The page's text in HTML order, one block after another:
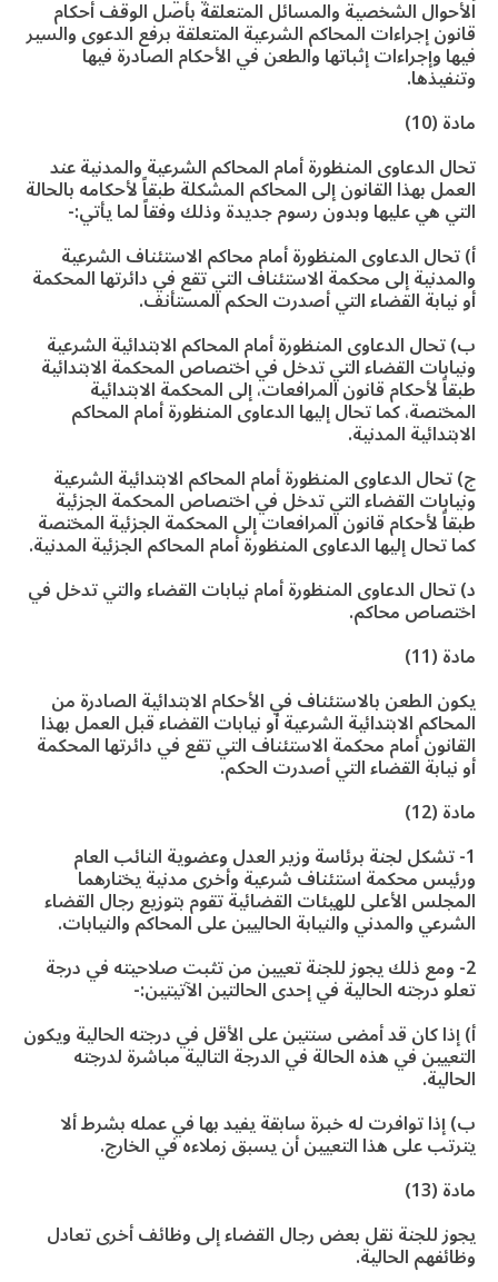
الأحوال الشخصية والمسائل المتعلقة بأصل الوقف أحكام
قانون إجراءات المحاكم الشرعية المتعلقة برفع الدعوى والسير
فيها وإجراءات إثباتها والطعن في الأحكام الصادرة فيها
وتنفيذها.
مادة (10)
تحال الدعاوى المنظورة أمام المحاكم الشرعية والمدنية عند
العمل بهذا القانون إلى المحاكم المشكلة طبقاً لأحكامه بالحالة
التي هي عليها وبدون رسوم جديدة وذلك وفقاً لما يأتي:-
أ) تحال الدعاوى المنظورة أمام محاكم الاستئناف الشرعية
والمدنية إلى محكمة الاستئناف التي تقع في دائرتها المحكمة
أو نيابة القضاء التي أصدرت الحكم المستأنف.
ب) تحال الدعاوى المنظورة أمام المحاكم الابتدائية الشرعية
ونيابات القضاء التي تدخل في اختصاص المحكمة الابتدائية
طبقاً لأحكام قانون المرافعات، إلى المحكمة الابتدائية
المختصة، كما تحال إليها الدعاوى المنظورة أمام المحاكم
الابتدائية المدنية.
ج) تحال الدعاوى المنظورة أمام المحاكم الابتدائية الشرعية
ونيابات القضاء التي تدخل في اختصاص المحكمة الجزئية
طبقاً لأحكام قانون المرافعات إلى المحكمة الجزئية المختصة
كما تحال إليها الدعاوى المنظورة أمام المحاكم الجزئية المدنية.
د) تحال الدعاوى المنظورة أمام نيابات القضاء والتي تدخل في
اختصاص محاكم.
مادة (11)
يكون الطعن بالاستئناف في الأحكام الابتدائية الصادرة من
المحاكم الابتدائية الشرعية أو نيابات القضاء قبل العمل بهذا
القانون أمام محكمة الاستئناف التي تقع في دائرتها المحكمة
أو نيابة القضاء التي أصدرت الحكم.
مادة (12)
1- تشكل لجنة برئاسة وزير العدل وعضوية النائب العام
ورئيس محكمة استئناف شرعية وأخرى مدنية يختارهما
المجلس الأعلى للهيئات القضائية تقوم بتوزيع رجال القضاء
الشرعي والمدني والنيابة الحاليين على المحاكم والنيابات.
2- ومع ذلك يجوز للجنة تعيين من تثبت صلاحيته في درجة
تعلو درجته الحالية في إحدى الحالتين الآتيتين:-
أ) إذا كان قد أمضى سنتين على الأقل في درجته الحالية ويكون
التعيين في هذه الحالة في الدرجة التالية مباشرة لدرجته
الحالية.
ب) إذا توافرت له خبرة سابقة يفيد بها في عمله بشرط ألا
يترتب على هذا التعيين أن يسبق زملاءه في الخارج.
مادة (13)
يجوز للجنة نقل بعض رجال القضاء إلى وظائف أخرى تعادل
وظائفهم الحالية.